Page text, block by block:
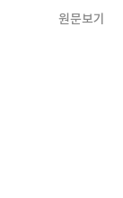
원문보기